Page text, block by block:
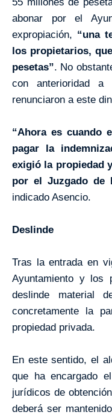
abonar por el
expropiación, “una
los propietarios,
pesetas”. No
con anterioridad a
renunciaron a este
“Ahora es cuando
pagar la
exigió la propiedad
por el Juzgado de
indicado Asencio.
Deslinde
Tras la entrada en
Ayuntamiento y los
deslinde material
concretamente la
propiedad privada.
En este sentido, el
que ha encargado
jurídicos de
deberá ser